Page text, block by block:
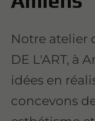
Notre atelier
DE L'ART, à
idées en
concevons